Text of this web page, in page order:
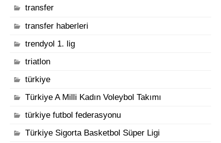
transfer
transfer haberleri
trendyol 1. lig
triatlon
türkiye
Türkiye A Milli Kadın Voleybol Takımı
türkiye futbol federasyonu
Türkiye Sigorta Basketbol Süper Ligi